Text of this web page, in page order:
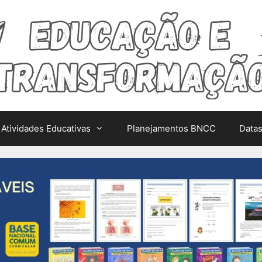
Atividades Educativas Planejamentos BNCC